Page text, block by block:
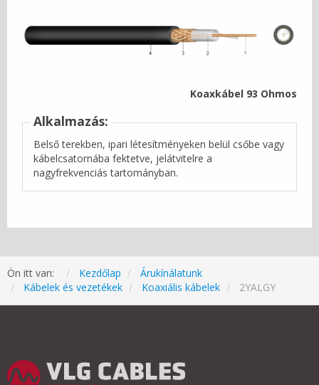
Koaxkábel 93 Ohmos
Alkalmazás:
Belső terekben, ipari létesítményeken belül csőbe vagy
kábelcsatornába fektetve, jelátvitelre a
nagyfrekvenciás tartományban.
Ön itt van: Kezdőlap
Árukínálatunk
Kábelek és vezetékek
Koaxiális kábelek 2YALGY